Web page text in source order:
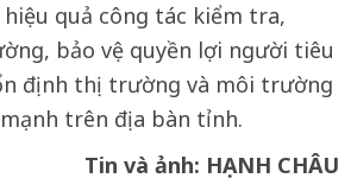
hiệu quả công tác kiểm tra,
bảo vệ quyền lợi người tiêu
định thị trường và môi trường
trên địa bàn tỉnh.
Tin và ảnh: HẠNH CHÂU